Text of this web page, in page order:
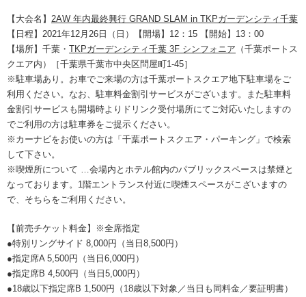
【大会名】 2AW 年内最終興行 GRAND SLAM in TKPガーデンシティ千葉
【日程】2021年12月26日（日）【開場】12：15 【開始】13：00
【場所】千葉・ TKPガーデンシティ千葉 3F シンフォニア （千葉ポートス
クエア内）［千葉県千葉市中央区問屋町1-45］
※駐車場あり。お車でご来場の方は千葉ポートスクエア地下駐車場をご
利用ください。なお、駐車料金割引サービスがございます。また駐車料
金割引サービスも開場時よりドリンク受付場所にてご対応いたしますの
でご利用の方は駐車券をご提示ください。
※カーナビをお使いの方は「千葉ポートスクエア・パーキング」で検索
して下さい。
※喫煙所について …会場内とホテル館内のパブリックスペースは禁煙と
なっております。1階エントランス付近に喫煙スペースがこざいますの
で、そちらをご利用ください。
【前売チケット料金】※全席指定
●特別リングサイド 8,000円（当日8,500円）
●指定席A 5,500円（当日6,000円）
●指定席B 4,500円（当日5,000円）
●18歳以下指定席B 1,500円（18歳以下対象／当日も同料金／要証明書）